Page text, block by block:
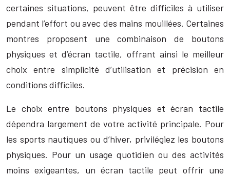
certaines situations, peuvent être difficiles à utiliser
pendant l’effort ou avec des mains mouillées. Certaines
montres proposent une combinaison de boutons
physiques et d’écran tactile, offrant ainsi le meilleur
choix entre simplicité d’utilisation et précision en
conditions difficiles.
Le choix entre boutons physiques et écran tactile
dépendra largement de votre activité principale. Pour
les sports nautiques ou d’hiver, privilégiez les boutons
physiques. Pour un usage quotidien ou des activités
moins exigeantes, un écran tactile peut offrir une